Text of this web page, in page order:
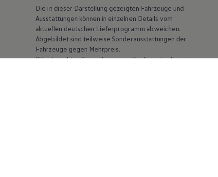
Die in dieser Darstellung gezeigten Fahrzeuge und
Ausstattungen können in einzelnen Details vom
aktuellen deutschen Lieferprogramm abweichen.
Abgebildet sind teilweise Sonderausstattungen der
Fahrzeuge gegen Mehrpreis.
Bitte beachten Sie auch unseren Konfigurator für eine